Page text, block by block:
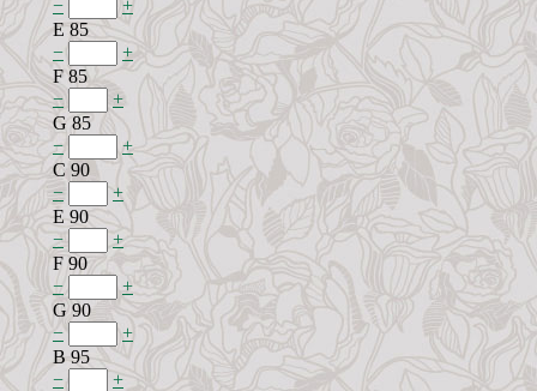
−
+
E 85
−
+
F 85
−
+
G 85
−
+
C 90
−
+
E 90
−
+
F 90
−
+
G 90
−
+
B 95
−
+